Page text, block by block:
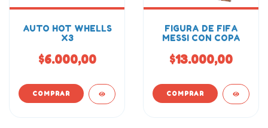
AUTO HOT WHELLS
X3
$6.000,00
FIGURA DE FIFA
MESSI CON COPA
$13.000,00